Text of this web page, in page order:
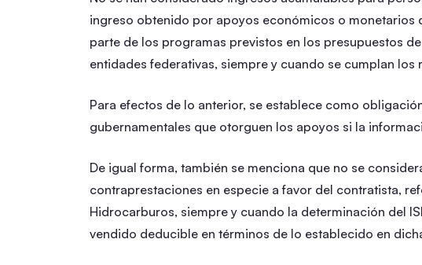
ingreso obtenido por apoyos económicos o monetarios
parte de los programas previstos en los presupuestos
entidades federativas, siempre y cuando se cumplan los
Para efectos de lo anterior, se establece como
gubernamentales que otorguen los apoyos si la
De igual forma, también se menciona que no se
contraprestaciones en especie a favor del contratista,
Hidrocarburos, siempre y cuando la determinación del
vendido deducible en términos de lo establecido en